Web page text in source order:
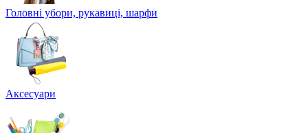
Головні убори, рукавиці, шарфи
Аксесуари